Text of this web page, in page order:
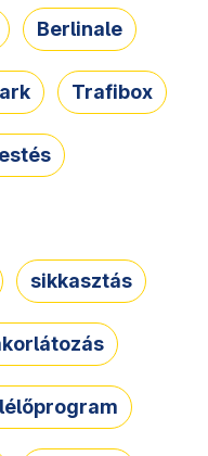
Berlinale
Trafibox
sikkasztás